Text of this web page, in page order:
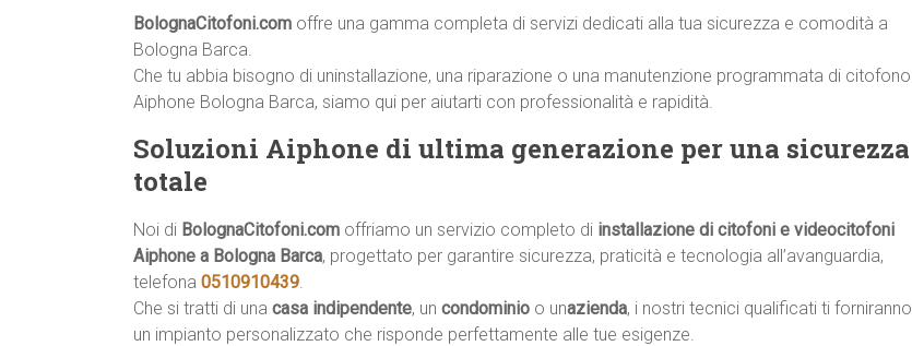
BolognaCitofoni.com offre una gamma completa di servizi dedicati alla tua sicurezza e comodità a
Bologna Barca.
Che tu abbia bisogno di uninstallazione, una riparazione o una manutenzione programmata di citofono
Aiphone Bologna Barca, siamo qui per aiutarti con professionalità e rapidità.
Soluzioni Aiphone di ultima generazione per una sicurezza
totale
Noi di BolognaCitofoni.com offriamo un servizio completo di installazione di citofoni e videocitofoni
Aiphone a Bologna Barca, progettato per garantire sicurezza, praticità e tecnologia all’avanguardia,
telefona 0510910439.
Che si tratti di una casa indipendente, un condominio o unazienda, i nostri tecnici qualificati ti forniranno
un impianto personalizzato che risponde perfettamente alle tue esigenze.